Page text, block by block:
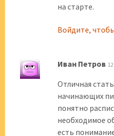
на старте.
Войдите,
Иван Петров
Отличная
начинающих
понятно
необходимое
есть